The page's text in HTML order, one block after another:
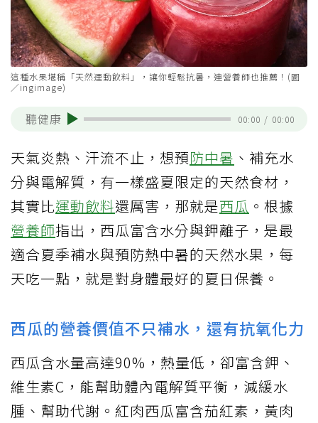
這種水果堪稱「天然運動飲料」，讓你輕鬆抗暑，連營養師也推薦！(圖
／ingimage)
聽健康 00:00 / 00:00
天氣炎熱、汗流不止，想預防中暑 、補充水
分與電解質，有一樣盛夏限定的天然食材，
其實比運動飲料還厲害，那就是西瓜 。根據
營養師指出，西瓜富含水分與鉀離子，是最
適合夏季補水與預防熱中暑的天然水果，每
天吃一點，就是對身體最好的夏日保養。
西瓜的營養價值不只補水，還有抗氧化力
西瓜含水量高達90%，熱量低，卻富含鉀、
維生素C，能幫助體內電解質平衡，減緩水
腫、幫助代謝。紅肉西瓜富含茄紅素，黃肉